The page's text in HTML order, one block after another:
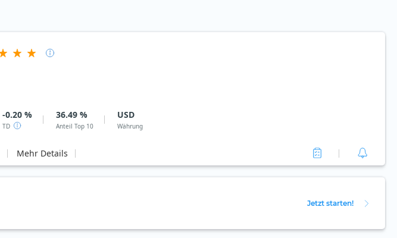
-0.20 %
TD
36.49 %
Anteil Top 10
USD
Währung
Mehr Details
Jetzt starten!